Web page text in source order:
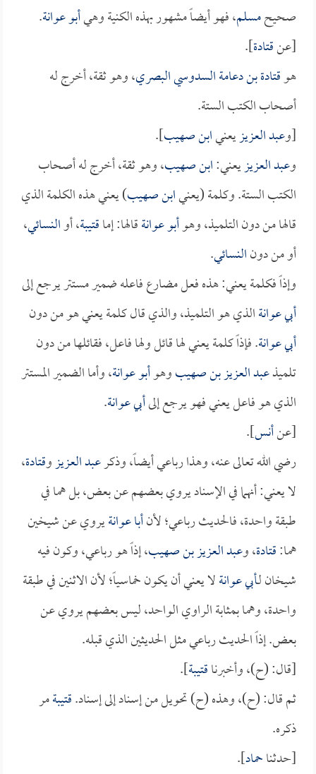
صحيحمسلم، فهو أيضاً مشهور بهذه الكنية وهيأبو عوانة.
[عنقتادة].
هوقتادة بن دعامة السدوسي البصري، وهو ثقة، أخرج له
أصحاب الكتب الستة.
[وعبد العزيزيعنيابن صهيب].
وعبد العزيزيعني:ابن صهيب، وهو ثقة، أخرج له أصحاب
الكتب الستة. وكلمة (يعنيابن صهيب) يعني هذه الكلمة الذي
قالها من دون التلميذ، وهوأبو عوانةقالها: إماقتيبة، أوالنسائي،
أو من دونالنسائي.
وإذاً فكلمة يعني: هذه فعل مضارع فاعله ضمير مستتر يرجع إلى
أبي عوانةالذي هو التلميذ، والذي قال كلمة يعني هو من دون
أبي عوانة. فإذاً كلمة يعني لها قائل ولها فاعل، فقائلها من دون
تلميذعبد العزيز بن صهيبوهوأبو عوانة، وأما الضمير المستتر
الذي هو فاعل يعني فهو يرجع إلىأبي عوانة.
[عنأنس].
رضي الله تعالى عنه، وهذا رباعي أيضاً، وذكرعبد العزيزوقتادة،
لا يعني: أنهما في الإسناد يروي بعضهم عن بعض، بل هما في
طبقة واحدة، فالحديث رباعي؛ لأنأبا عوانةيروي عن شيخين
هما:قتادة، وعبد العزيز بن صهيب، إذاً هو رباعي، وكون فيه
شيخان لـأبي عوانةلا يعني أن يكون خماسياً؛ لأن الاثنين في طبقة
واحدة، وهما بمثابة الراوي الواحد، ليس بعضهم يروي عن
بعض. إذاً الحديث رباعي مثل الحديثين الذي قبله.
[قال: (ح)، وأخبرناقتيبة].
ثم قال: (ح)، وهذه (ح) تحويل من إسناد إلى إسناد.قتيبةمر
ذكره.
[حدثناحماد].